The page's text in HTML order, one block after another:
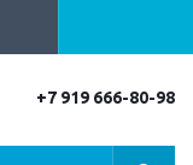
+7 919 666-80-98